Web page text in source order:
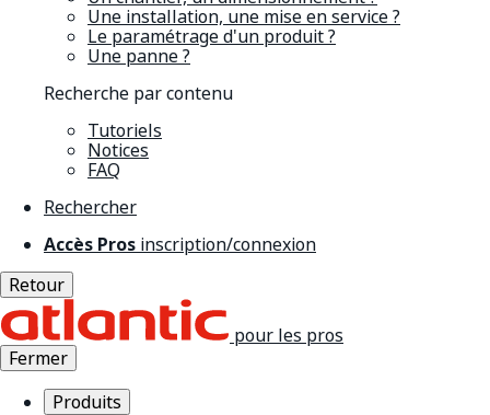
Une installation, une mise en service ?
Le paramétrage d'un produit ?
Une panne ?
Recherche par contenu
Tutoriels
Notices
FAQ
Rechercher
Accès Pros inscription/connexion
Retour
pour les pros
Fermer
Produits